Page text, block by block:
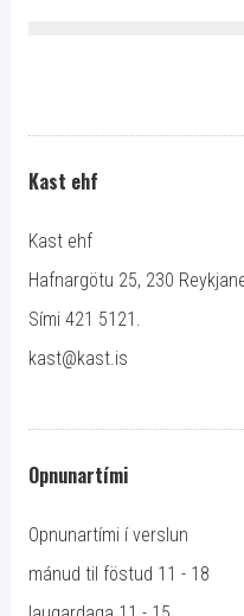
Kast ehf
Kast ehf
Hafnargötu 25, 230
Sími 421 5121.
kast@kast.is
Opnunartími
Opnunartími í verslun
mánud til föstud 11 - 18